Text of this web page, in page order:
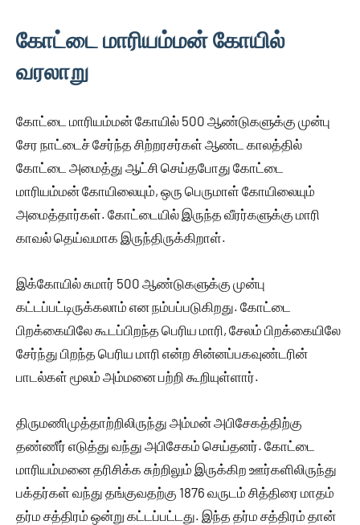
கோட்டை மாரியம்மன் கோயில்
வரலாறு
கோட்டை மாரியம்மன் கோயில் 500 ஆண்டுகளுக்கு முன்பு
சேர நாட்டைச் சேர்ந்த சிற்றரசர்கள் ஆண்ட காலத்தில்
கோட்டை அமைத்து ஆட்சி செய்தபோது கோட்டை
மாரியம்மன் கோயிலையும், ஒரு பெருமாள் கோயிலையும்
அமைத்தார்கள். கோட்டையில் இருந்த வீரர்களுக்கு மாரி
காவல் தெய்வமாக இருந்திருக்கிறாள்.
இக்கோயில் சுமார் 500 ஆண்டுகளுக்கு முன்பு
கட்டப்பட்டிருக்கலாம் என நம்பப்படுகிறது. கோட்டை
பிறக்கையிலே கூடப்பிறந்த பெரிய மாரி, சேலம் பிறக்கையிலே
சேர்ந்து பிறந்த பெரிய மாரி என்ற சின்னப்பகவுண்டரின்
பாடல்கள் மூலம் அம்மனை பற்றி கூறியுள்ளார்.
திருமணிமுத்தாற்றிலிருந்து அம்மன் அபிசேகத்திற்கு
தண்ணீர் எடுத்து வந்து அபிசேகம் செய்தனர். கோட்டை
மாரியம்மனை தரிசிக்க சுற்றிலும் இருக்கிற ஊர்களிலிருந்து
பக்தர்கள் வந்து தங்குவதற்கு 1876 வருடம் சித்திரை மாதம்
தர்ம சத்திரம் ஒன்று கட்டப்பட்டது. இந்த தர்ம சத்திரம் தான்